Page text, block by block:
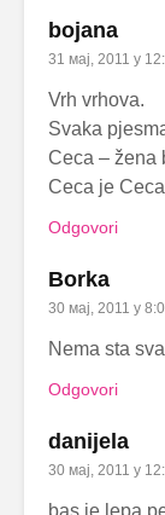
bojana
31 мај, 2011 у
Vrh vrhova.
Svaka
Ceca – žena
Ceca je
Odgovori
Borka
30 мај, 2011 у
Nema sta
Odgovori
danijela
30 мај, 2011 у
bas je lepa